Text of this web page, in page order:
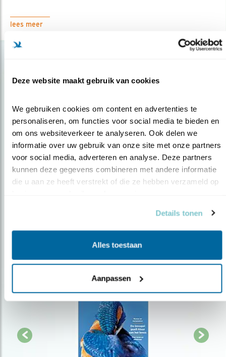
Deze website maakt gebruik van cookies
We gebruiken cookies om content en advertenties te
personaliseren, om functies voor social media te bieden en
om ons websiteverkeer te analyseren. Ook delen we
informatie over uw gebruik van onze site met onze partners
voor social media, adverteren en analyse. Deze partners
kunnen deze gegevens combineren met andere informatie
die u aan ze heeft verstrekt of die ze hebben verzameld op
Details tonen
Alles toestaan
Aanpassen
lees meer
Op de hoogte blijven?
Meld je aan en ontvang nieuws, inspiratie, acties en tips
over vogels en activiteiten van Vogelbescherming.
AANMELDEN VOGELNIEUWS